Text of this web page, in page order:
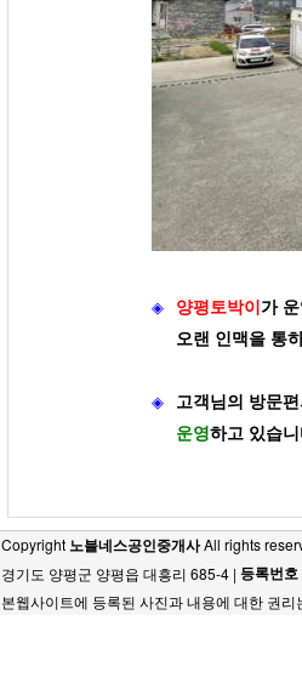
◈ 양평토박이 가
오랜 인맥을 통
◈
고객님의 방문
운영하고 있습
Copyright 노블네스공인중개사All rights
경기도 양평군 양평읍 대흥리 685-4 | 등록번호
본웹사이트에 등록된 사진과 내용에 대한 권